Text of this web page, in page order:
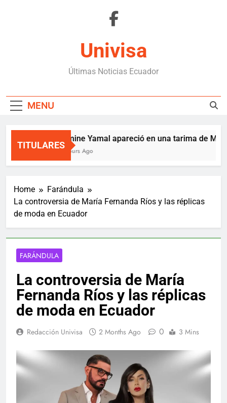
Univisa
Últimas Noticias Ecuador
MENU
TITULARES
Lamine Yamal apareció en una tarima de
8 Hours Ago
Home
Farándula
La controversia de María Fernanda Ríos y las réplicas
de moda en Ecuador
FARÁNDULA
La controversia de María
Fernanda Ríos y las réplicas
de moda en Ecuador
Redacción Univisa 2 Months Ago 0 3 Mins